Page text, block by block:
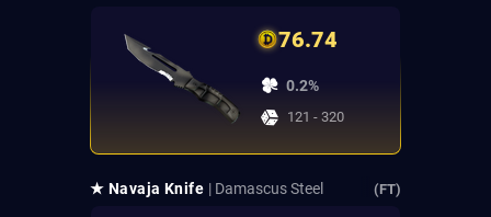
76.74
0.2%
121 - 320
★ Navaja Knife | Damascus Steel (FT)